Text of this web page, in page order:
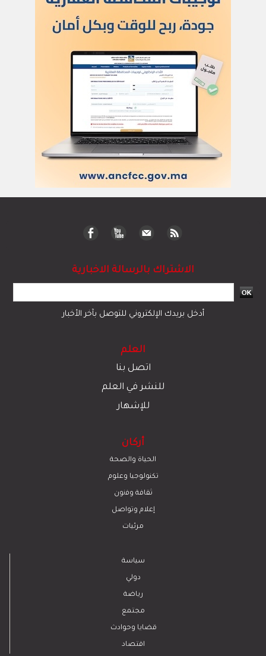
الاشتراك بالرسالة الاخبارية
أدخل بريدك الإلكتروني للتوصل بآخر الأخبار
العلم
اتصل بنا
للنشر في العلم
للإشهار
أركان
الحياة والصحة
تكنولوجيا وعلوم
ﺛﻘﺎﻓﺔ وﻓﻧون
إعلام وتواصل
مرئيات
سياسة
دولي
رياضة
مجتمع
قضايا وحوادث
اقتصاد